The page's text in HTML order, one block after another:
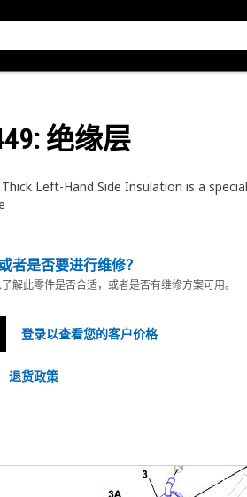
: 绝缘层
Left-Hand Side Insulation is a
者是否要进行维修？
解此零件是否合适，或者是否有维修方案可用。
登录以查看您的客户价格
退货政策